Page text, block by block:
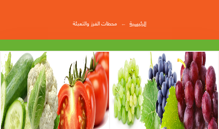
الرئيسية ← محطات الفرز والتعبئة